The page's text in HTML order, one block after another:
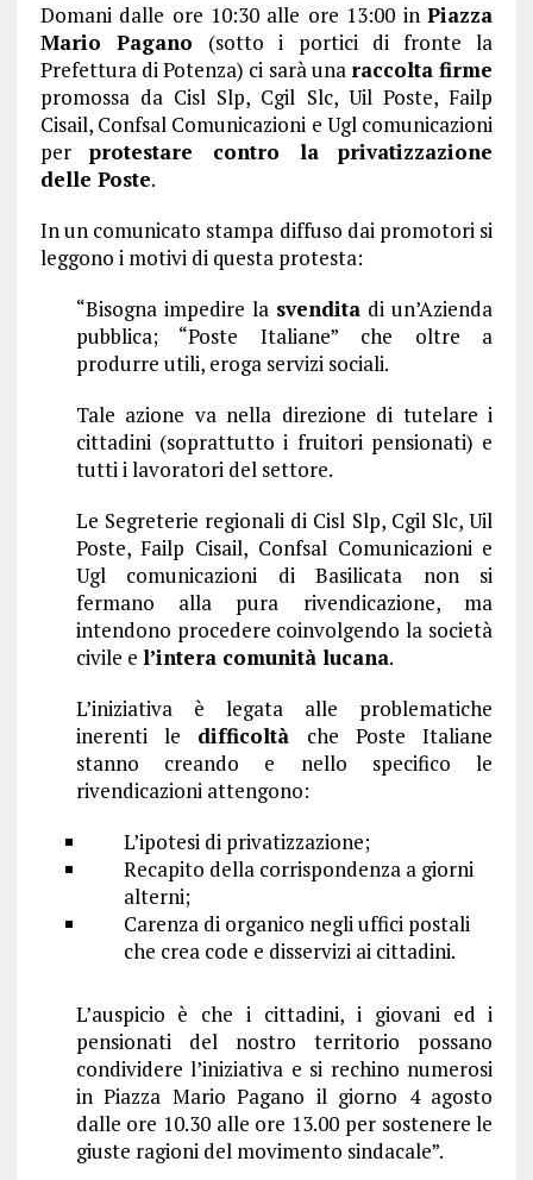
Domani dalle ore 10:30 alle ore 13:00 inPiazza
Mario Pagano (sotto i portici di fronte la
Prefettura di Potenza) ci sarà una raccolta firme
promossa da Cisl Slp, Cgil Slc, Uil Poste, Failp
Cisail, Confsal Comunicazioni e Ugl comunicazioni
perprotestare contro la privatizzazione
delle Poste.
In un comunicato stampa diffuso dai promotori si
leggono i motivi di questa protesta:
“Bisogna impedire la svendita di un’Azienda
pubblica; “Poste Italiane” che oltre a
produrre utili, eroga servizi sociali.
Tale azione va nella direzione di tutelare i
cittadini (soprattutto i fruitori pensionati) e
tutti i lavoratori del settore.
Le Segreterie regionali di Cisl Slp, Cgil Slc, Uil
Poste, Failp Cisail, Confsal Comunicazioni e
Ugl comunicazioni di Basilicata non si
fermano alla pura rivendicazione, ma
intendono procedere coinvolgendo la società
civile e l’intera comunità lucana.
L’iniziativa è legata alle problematiche
inerenti le difficoltà che Poste Italiane
stanno creando e nello specifico le
rivendicazioni attengono:
L’ipotesi di privatizzazione;
Recapito della corrispondenza a giorni
alterni;
Carenza di organico negli uffici postali
che crea code e disservizi ai cittadini.
L’auspicio è che i cittadini, i giovani ed i
pensionati del nostro territorio possano
condividere l’iniziativa e si rechino numerosi
in Piazza Mario Pagano il giorno 4 agosto
dalle ore 10.30 alle ore 13.00 per sostenere le
giuste ragioni del movimento sindacale”.